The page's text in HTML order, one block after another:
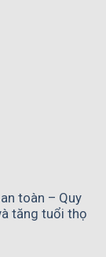
toàn – Quy
tăng tuổi thọ